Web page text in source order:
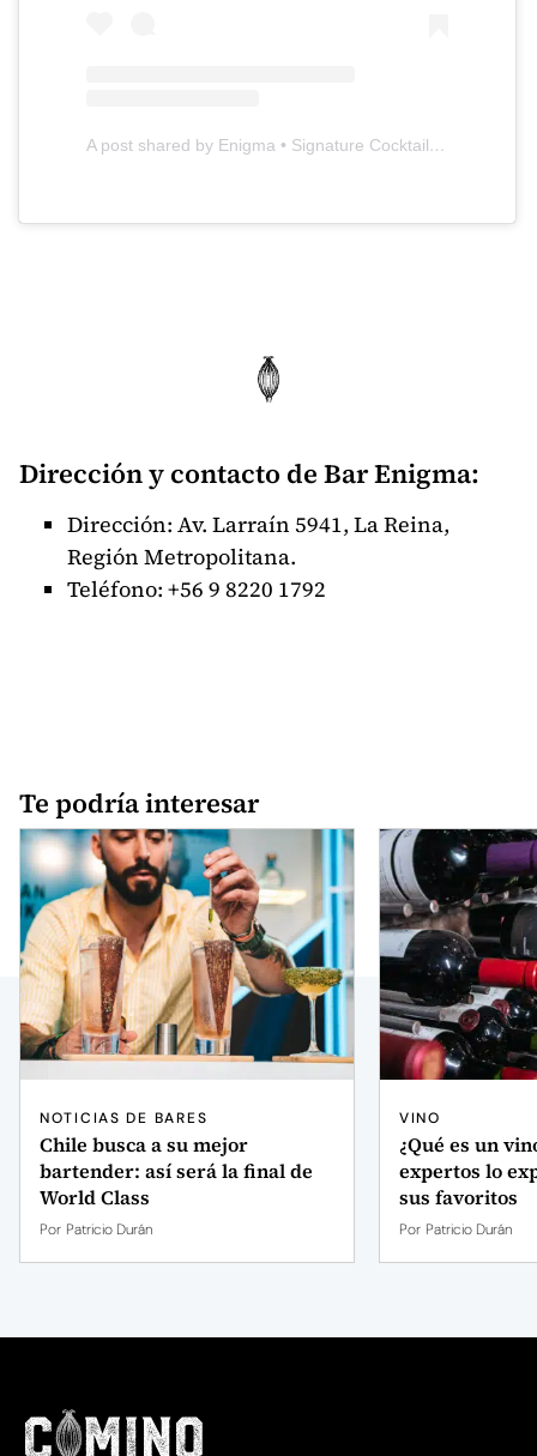
A post shared by Enigma • Signature Cocktail Bar (@barenigmachile)
Dirección y contacto de Bar Enigma:
Dirección: Av. Larraín 5941, La Reina,
Región Metropolitana.
Teléfono: +56 9 8220 1792
Te podría interesar
NOTICIAS DE BARES
Chile busca a su mejor
bartender: así será la final de
World Class
Por Patricio Durán
VINO
¿Qué es un
expertos lo
sus favoritos
Por Patricio Durán